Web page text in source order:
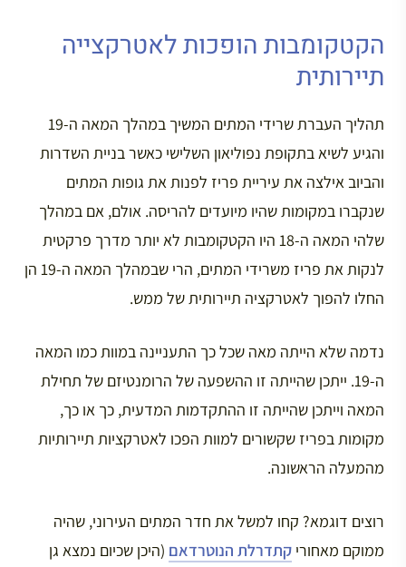
הקטקומבות הופכות לאטרקצייה
תיירותית
תהליך העברת שרידי המתים המשיך במהלך המאה ה-19
והגיע לשיא בתקופת נפוליאון השלישי כאשר בניית השדרות
והביוב אילצה את עיריית פריז לפנות את גופות המתים
שנקברו במקומות שהיו מיועדים להריסה. אולם, אם במהלך
שלהי המאה ה-18 היו הקטקומבות לא יותר מדרך פרקטית
לנקות את פריז משרידי המתים, הרי שבמהלך המאה ה-19 הן
החלו להפוך לאטרקציה תיירותית של ממש.
נדמה שלא הייתה מאה שכל כך התעניינה במוות כמו המאה
ה-19. ייתכן שהייתה זו ההשפעה של הרומנטיזם של תחילת
המאה וייתכן שהייתה זו ההתקדמות המדעית, כך או כך,
מקומות בפריז שקשורים למוות הפכו לאטרקציות תיירותיות
מהמעלה הראשונה.
רוצים דוגמא? קחו למשל את חדר המתים העירוני, שהיה
ממוקם מאחורי קתדרלת הנוטרדאם (היכן שכיום נמצא גן